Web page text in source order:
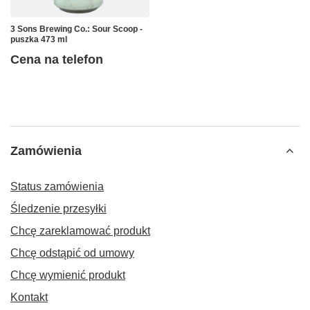
3 Sons Brewing Co.: Sour Scoop -
puszka 473 ml
Cena na telefon
Zamówienia
Status zamówienia
Śledzenie przesyłki
Chcę zareklamować produkt
Chcę odstąpić od umowy
Chcę wymienić produkt
Kontakt